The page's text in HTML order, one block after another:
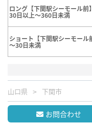
ロング【下関駅シーモール前】
30日以上～360日未満
ショート【下関駅シーモール
～30日未満
山口県 下関市
お問合わせ